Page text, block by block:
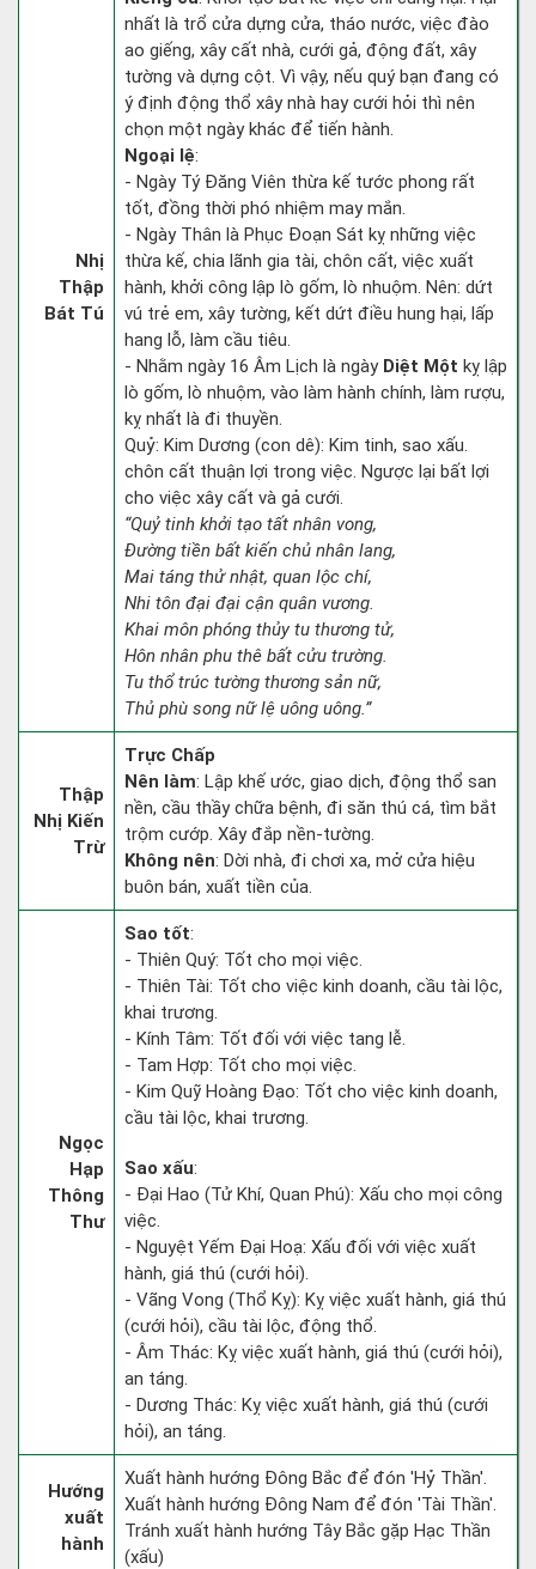
Nhị
Thập
Bát Tú
nhất là trổ cửa dựng cửa, tháo nước, việc đào
ao giếng, xây cất nhà, cưới gả, động đất, xây
tường và dựng cột. Vì vậy, nếu quý bạn đang có
ý định động thổ xây nhà hay cưới hỏi thì nên
chọn một ngày khác để tiến hành.
Ngoại lệ:
- Ngày Tý Đăng Viên thừa kế tước phong rất
tốt, đồng thời phó nhiệm may mắn.
- Ngày Thân là Phục Đoạn Sát kỵ những việc
thừa kế, chia lãnh gia tài, chôn cất, việc xuất
hành, khởi công lập lò gốm, lò nhuộm. Nên: dứt
vú trẻ em, xây tường, kết dứt điều hung hại, lấp
hang lỗ, làm cầu tiêu.
- Nhằm ngày 16 Âm Lịch là ngày Diệt Một kỵ lập
lò gốm, lò nhuộm, vào làm hành chính, làm rượu,
kỵ nhất là đi thuyền.
Quỷ: Kim Dương (con dê): Kim tinh, sao xấu.
chôn cất thuận lợi trong việc. Ngược lại bất lợi
cho việc xây cất và gả cưới.
“Quỷ tinh khởi tạo tất nhân vong,
Đường tiền bất kiến chủ nhân lang,
Mai táng thử nhật, quan lộc chí,
Nhi tôn đại đại cận quân vương.
Khai môn phóng thủy tu thương tử,
Hôn nhân phu thê bất cửu trường.
Tu thổ trúc tường thương sản nữ,
Thủ phù song nữ lệ uông uông.”
Thập
Nhị Kiến
Trừ
Trực Chấp
Nên làm: Lập khế ước, giao dịch, động thổ san
nền, cầu thầy chữa bệnh, đi săn thú cá, tìm bắt
trộm cướp. Xây đắp nền-tường.
Không nên: Dời nhà, đi chơi xa, mở cửa hiệu
buôn bán, xuất tiền của.
Ngọc
Hạp
Thông
Thư
Sao tốt:
- Thiên Quý: Tốt cho mọi việc.
- Thiên Tài: Tốt cho việc kinh doanh, cầu tài lộc,
khai trương.
- Kính Tâm: Tốt đối với việc tang lễ.
- Tam Hợp: Tốt cho mọi việc.
- Kim Quỹ Hoàng Đạo: Tốt cho việc kinh doanh,
cầu tài lộc, khai trương.
Sao xấu:
- Đại Hao (Tử Khí, Quan Phú): Xấu cho mọi công
việc.
- Nguyệt Yếm Đại Hoạ: Xấu đối với việc xuất
hành, giá thú (cưới hỏi).
- Vãng Vong (Thổ Kỵ): Kỵ việc xuất hành, giá thú
(cưới hỏi), cầu tài lộc, động thổ.
- Âm Thác: Kỵ việc xuất hành, giá thú (cưới hỏi),
an táng.
- Dương Thác: Kỵ việc xuất hành, giá thú (cưới
hỏi), an táng.
Hướng
xuất
hành
Xuất hành hướng Đông Bắc để đón 'Hỷ Thần'.
Xuất hành hướng Đông Nam để đón 'Tài Thần'.
Tránh xuất hành hướng Tây Bắc gặp Hạc Thần
(xấu)